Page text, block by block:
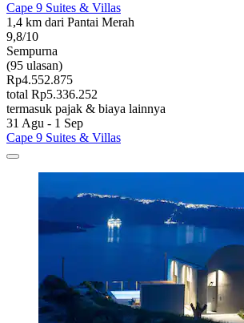
Cape 9 Suites & Villas
1,4 km dari Pantai Merah
9,8/10
Sempurna
(95 ulasan)
Rp4.552.875
total Rp5.336.252
termasuk pajak & biaya lainnya
31 Agu - 1 Sep
Cape 9 Suites & Villas